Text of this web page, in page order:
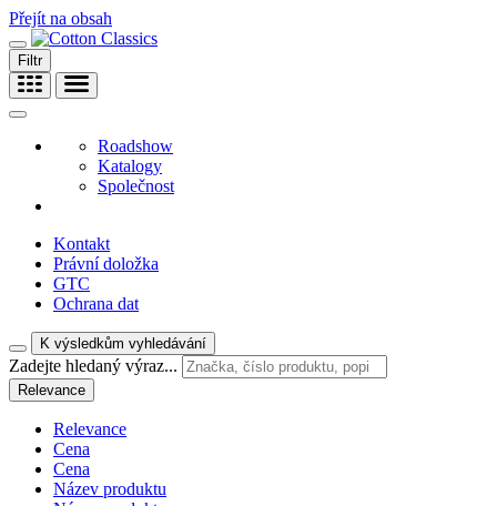
Přejít na obsah
Filtr
Roadshow
Katalogy
Společnost
Kontakt
Právní doložka
GTC
Ochrana dat
K výsledkům vyhledávání
Zadejte hledaný výraz...
Relevance
Relevance
Cena
Cena
Název produktu